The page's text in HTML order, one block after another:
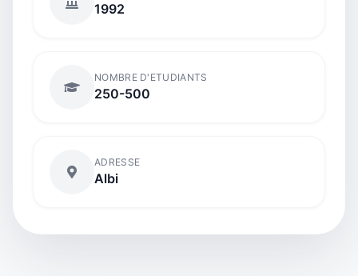
1992
NOMBRE D'ETUDIANTS
250-500
ADRESSE
Albi